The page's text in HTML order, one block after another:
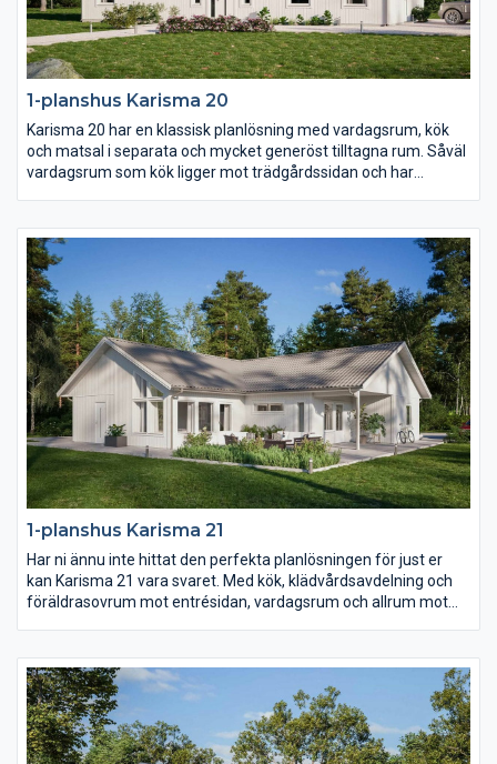
1-planshus Karisma 20
Karisma 20 har en klassisk planlösning med vardagsrum, kök
och matsal i separata och mycket generöst tilltagna rum. Såväl
vardagsrum som kök ligger mot trädgårdssidan och har
fån carport eller garage.
1-planshus Karisma 21
Har ni ännu inte hittat den perfekta planlösningen för just er
kan Karisma 21 vara svaret. Med kök, klädvårdsavdelning och
föräldrasovrum mot entrésidan, vardagsrum och allrum mot
ungdomssovrummen har dessutom ett eget gemensamt
badrum samt allrum.